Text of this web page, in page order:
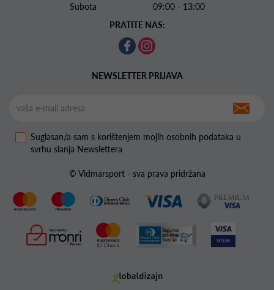
Subota 09:00 - 13:00
PRATITE NAS:
NEWSLETTER PRIJAVA
Suglasan/a sam s korištenjem mojih osobnih podataka u
svrhu slanja Newslettera
© Vidmarsport - sva prava pridržana